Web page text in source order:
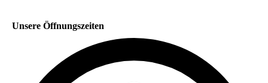
Unsere Öffnungszeiten